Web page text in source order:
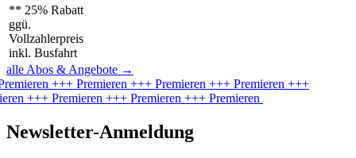
** 25% Rabatt
ggü.
Vollzahlerpreis
inkl. Busfahrt
alle Abos & Angebote →
+++ Premieren +++ Premieren +++ Premieren +++
+++ Premieren +++ Premieren +++ Premieren
Newsletter-Anmeldung